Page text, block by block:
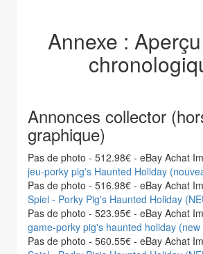
Annexe :
Annonces collector
graphique)
Pas de photo - 512.98€ - eBay Achat
jeu-porky pig's Haunted Holiday
Pas de photo - 516.98€ - eBay Achat
Spiel - Porky Pig's Haunted Holiday
Pas de photo - 523.95€ - eBay Achat
game-porky pig's haunted holiday (new
Pas de photo - 560.55€ - eBay Achat